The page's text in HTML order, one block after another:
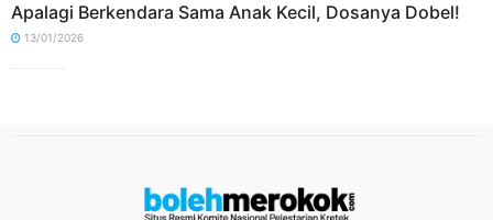
Apalagi Berkendara Sama Anak Kecil, Dosanya Dobel!
13/01/2026